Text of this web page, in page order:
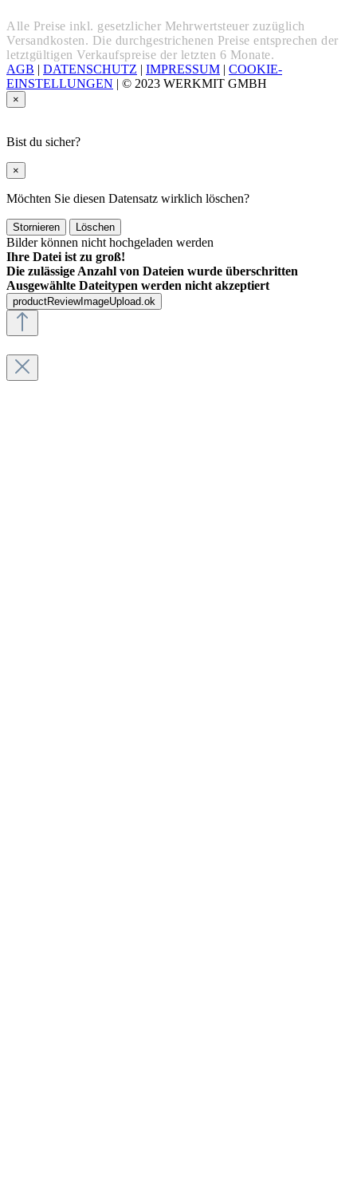
Alle Preise inkl. gesetzlicher Mehrwertsteuer zuzüglich
Versandkosten. Die durchgestrichenen Preise entsprechen der
letztgültigen Verkaufspreise der letzten 6 Monate.
AGB | DATENSCHUTZ | IMPRESSUM | COOKIE-
EINSTELLUNGEN | © 2023 WERKMIT GMBH
×
Bist du sicher?
×
Möchten Sie diesen Datensatz wirklich löschen?
Stornieren Löschen
Bilder können nicht hochgeladen werden
Ihre Datei ist zu groß!
Die zulässige Anzahl von Dateien wurde überschritten
Ausgewählte Dateitypen werden nicht akzeptiert
productReviewImageUpload.ok